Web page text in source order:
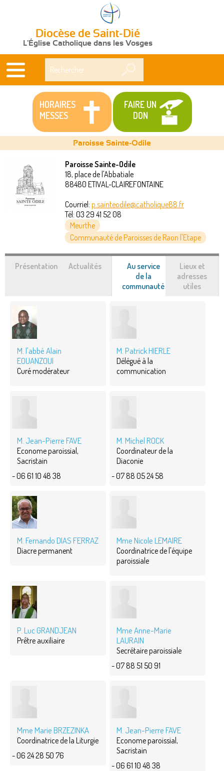
Diocèse de Saint-Dié
L'Église Catholique dans les Vosges
HORAIRES
MESSES
FAIRE UN
DON
Vous
êtes
Paroisse Sainte-Odile
Paroisse Sainte-Odile
18, place de l'Abbatiale
88480 ETIVAL-CLAIREFONTAINE
Courriel: p.sainteodile@catholique88.fr
Tél: 03 29 41 52 08
Meurthe
Communauté de Paroisses de Raon l'Etape
Présentation Actualités
Au service
de la
communauté (onglet
Lieux et
adresses
utiles
M. l'abbé Alain
EOUANZOUI
Curé modérateur
M. Patrick HIERLE
Délégué à la
communication
M. Jean-Pierre FAVE
Econome paroissial,
Sacristain
- 06 61 10 48 38
M. Michel ROCK
Coordinateur de la
Diaconie
- 07 88 05 24 58
M. Fernando DIAS FERRAZ
Diacre permanent
Mme Nicole LEMAIRE
Coordinatrice de l'équipe
paroissiale
P. Luc GRANDJEAN
Prêtre auxiliaire
Mme Anne-Marie
LAURAIN
Secrétaire paroissiale
- 07 88 51 50 91
Mme Marie BRZEZINKA
Coordinatrice de la Liturgie
- 06 24 28 50 76
M. Jean-Pierre FAVE
Econome paroissial,
Sacristain
- 06 61 10 48 38